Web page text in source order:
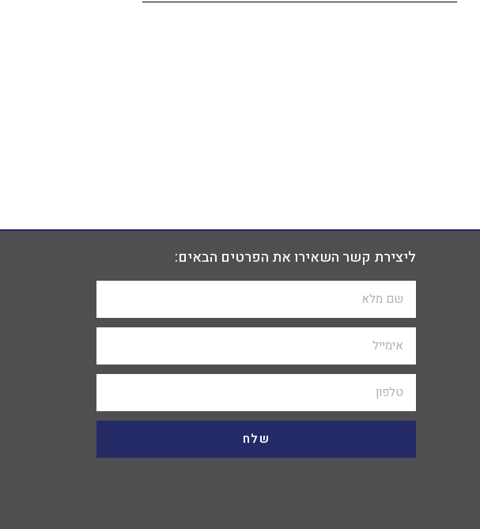
ליצירת קשר השאירו את הפרטים הבאים:
שלח